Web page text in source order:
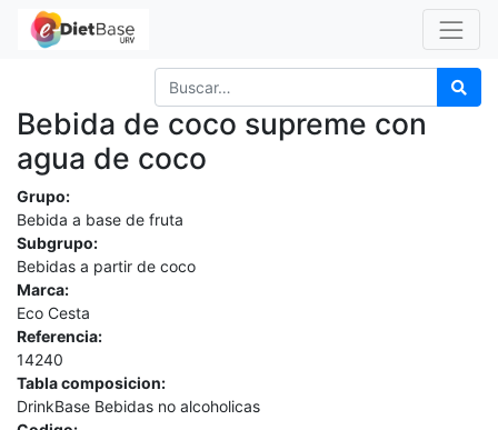
Bebida de coco supreme con
agua de coco
Grupo:
Bebida a base de fruta
Subgrupo:
Bebidas a partir de coco
Marca:
Eco Cesta
Referencia:
14240
Tabla composicion:
DrinkBase Bebidas no alcoholicas